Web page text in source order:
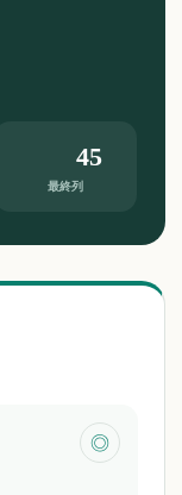
最終列
45
◎